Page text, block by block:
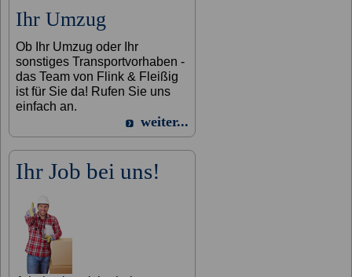
Ihr Umzug
Ob Ihr Umzug oder Ihr
sonstiges Transportvorhaben -
das Team von Flink & Fleißig
ist für Sie da! Rufen Sie uns
einfach an.
weiter...
Ihr Job bei uns!